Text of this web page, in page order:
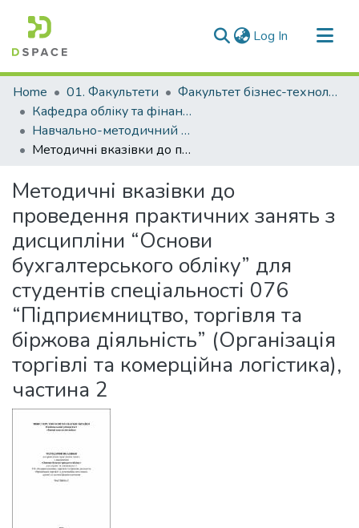
Log In (current)
Communities & Collections
All of DSpace
Statistics
Home 01. Факультети
Факультет бізнес-технологій та економіки
Кафедра обліку та фінансів (Кафедра О та Ф)
Навчально-методичний комплекс дисциплін кафедри О та Ф
Методичні вказівки до проведення практичних занять з дисципліни “Основи бухгалтерського обліку” для студентів спеціальності 076 “Підприємництво, торгівля та біржова діяльність” (Організація торгівлі та комерційна логістика), частина 2
Методичні вказівки до
проведення практичних занять з
дисципліни “Основи
бухгалтерського обліку” для
студентів спеціальності 076
“Підприємництво, торгівля та
біржова діяльність” (Організація
торгівлі та комерційна логістика),
частина 2